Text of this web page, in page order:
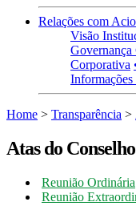
Relações com
Visão
Governança
Corporativa
Informações
Home > Transparência >
Atas do
Reunião Ordinária
Reunião